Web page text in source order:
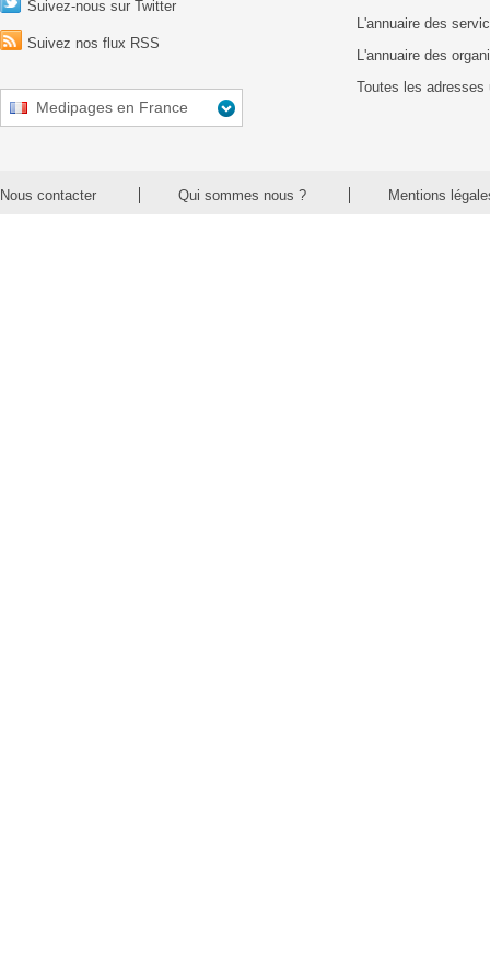
Suivez-nous sur Twitter
Suivez nos flux RSS
Medipages en France
L'annuaire des
L'annuaire des
Toutes les adresses
Nous contacter Qui sommes nous ? Mentions